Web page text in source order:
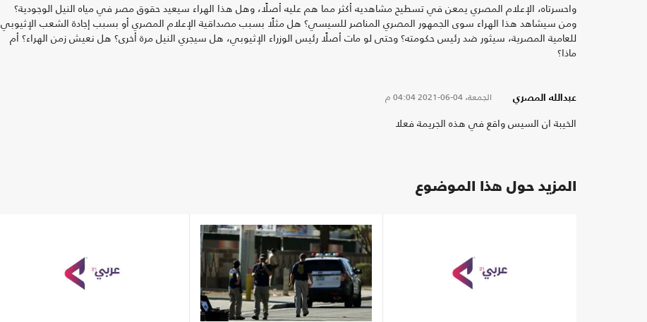
واحسرتاه، الإعلام المصري يمعن في تسطيح مشاهديه أكثر مما هم عليه أصلًا، وهل هذا الهراء سيعيد حقوق مصر في مياه النيل الوجودية؟
ومن سيشاهد هذا الهراء سوى الجمهور المصري المناصر للسيسي؟ هل مثلًا بسبب مصداقية الإعلام المصري أو بسبب إجادة الشعب الإثيوبي
للعامية المصرية، سيثور ضد رئيس حكومته؟ وحتى لو مات أصلًا رئيس الوزراء الإثيوبي، هل سيجري النيل مرة أخرى؟ هل نعيش زمن الهراء؟ أم
ماذا؟
عبدالله المصري الجمعة، 04-06-2021 04:04 م
الخيبة ان السيس واقع في هذه الجريمة فعلا
المزيد حول هذا الموضوع